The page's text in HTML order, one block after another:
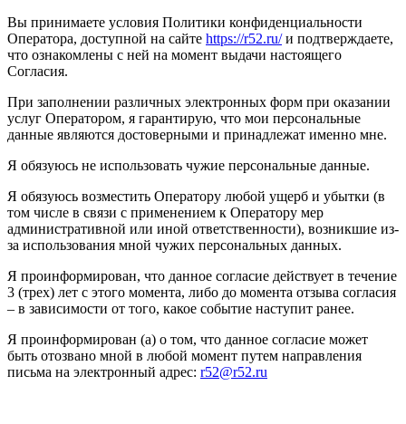
Вы принимаете условия Политики конфиденциальности
Оператора, доступной на сайте https://r52.ru/и подтверждаете,
что ознакомлены с ней на момент выдачи настоящего
Согласия.
При заполнении различных электронных форм при оказании
услуг Оператором, я гарантирую, что мои персональные
данные являются достоверными и принадлежат именно мне.
Я обязуюсь не использовать чужие персональные данные.
Я обязуюсь возместить Оператору любой ущерб и убытки (в
том числе в связи с применением к Оператору мер
административной или иной ответственности), возникшие из-
за использования мной чужих персональных данных.
Я проинформирован, что данное согласие действует в течение
3 (трех) лет с этого момента, либо до момента отзыва согласия
– в зависимости от того, какое событие наступит ранее.
Я проинформирован (а) о том, что данное согласие может
быть отозвано мной в любой момент путем направления
письма на электронный адрес: r52@r52.ru